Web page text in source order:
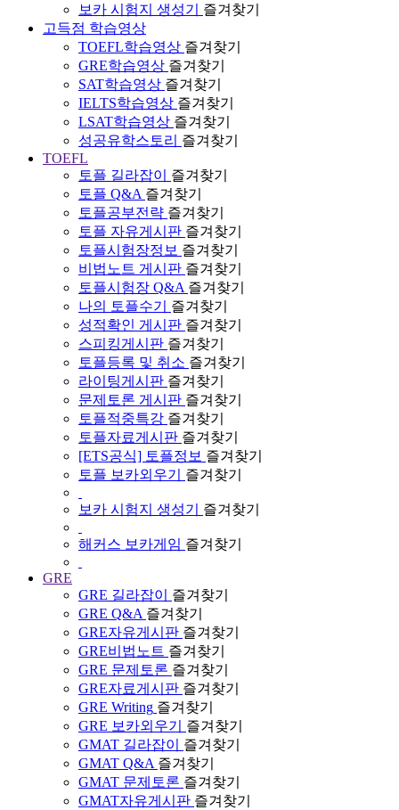
보카 시험지 생성기
즐겨찾기
고득점 학습영상
TOEFL학습영상 즐겨찾기
GRE학습영상 즐겨찾기
SAT학습영상 즐겨찾기
IELTS학습영상 즐겨찾기
LSAT학습영상 즐겨찾기
성공유학스토리 즐겨찾기
TOEFL
토플 길라잡이
즐겨찾기
토플 Q&A 즐겨찾기
토플공부전략 즐겨찾기
토플 자유게시판 즐겨찾기
토플시험장정보 즐겨찾기
비법노트 게시판 즐겨찾기
토플시험장 Q&A 즐겨찾기
나의 토플수기
즐겨찾기
성적확인 게시판 즐겨찾기
스피킹게시판 즐겨찾기
토플등록 및 취소 즐겨찾기
라이팅게시판 즐겨찾기
문제토론 게시판 즐겨찾기
토플적중특강 즐겨찾기
토플자료게시판 즐겨찾기
[ETS공식] 토플정보 즐겨찾기
토플 보카외우기
즐겨찾기
보카 시험지 생성기 즐겨찾기
해커스 보카게임 즐겨찾기
GRE
GRE 길라잡이
즐겨찾기
GRE Q&A 즐겨찾기
GRE자유게시판 즐겨찾기
GRE비법노트 즐겨찾기
GRE 문제토론 즐겨찾기
GRE자료게시판 즐겨찾기
GRE Writing 즐겨찾기
GRE 보카외우기
즐겨찾기
GMAT 길라잡이
즐겨찾기
GMAT Q&A 즐겨찾기
GMAT 문제토론 즐겨찾기
GMAT자유게시판 즐겨찾기